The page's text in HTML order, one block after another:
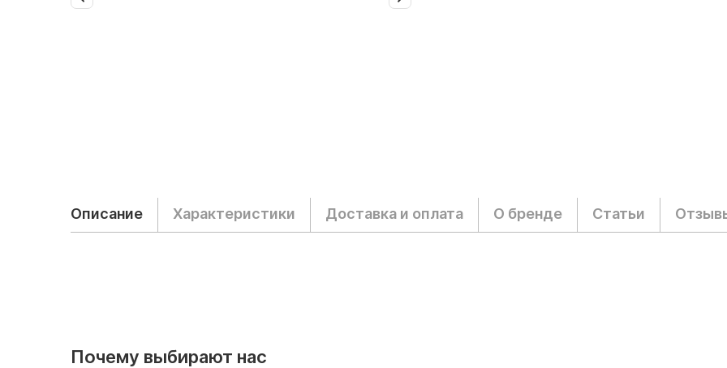
Описание Характеристики Доставка и оплата О бренде Статьи
Почему выбирают нас